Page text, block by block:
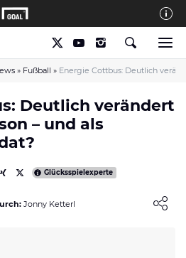
» Fußball » Energie Cottbus: Deutlich
Deutlich verändert
– und als
Glücksspielexperte
Jonny Ketterl